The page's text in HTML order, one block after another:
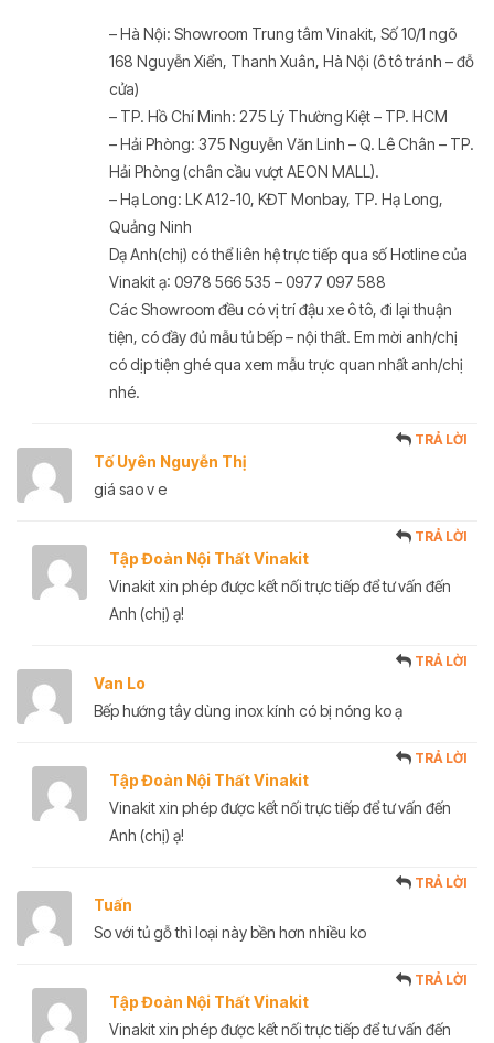
– Hà Nội: Showroom Trung tâm Vinakit, Số 10/1 ngõ
168 Nguyễn Xiển, Thanh Xuân, Hà Nội (ô tô tránh – đỗ
cửa)
– TP. Hồ Chí Minh: 275 Lý Thường Kiệt – TP. HCM
– Hải Phòng: 375 Nguyễn Văn Linh – Q. Lê Chân – TP.
Hải Phòng (chân cầu vượt AEON MALL).
– Hạ Long: LK A12-10, KĐT Monbay, TP. Hạ Long,
Quảng Ninh
Dạ Anh(chị) có thể liên hệ trực tiếp qua số Hotline của
Vinakit ạ: 0978 566 535 – 0977 097 588
Các Showroom đều có vị trí đậu xe ô tô, đi lại thuận
tiện, có đầy đủ mẫu tủ bếp – nội thất. Em mời anh/chị
có dịp tiện ghé qua xem mẫu trực quan nhất anh/chị
nhé.
Tố Uyên Nguyễn Thị
TRẢ LỜI
giá sao v e
Tập Đoàn Nội Thất Vinakit
TRẢ LỜI
Vinakit xin phép được kết nối trực tiếp để tư vấn đến
Anh (chị) ạ!
Van Lo
TRẢ LỜI
Bếp hướng tây dùng inox kính có bị nóng ko ạ
Tập Đoàn Nội Thất Vinakit
TRẢ LỜI
Vinakit xin phép được kết nối trực tiếp để tư vấn đến
Anh (chị) ạ!
Tuấn
TRẢ LỜI
So với tủ gỗ thì loại này bền hơn nhiều ko
Tập Đoàn Nội Thất Vinakit
TRẢ LỜI
Vinakit xin phép được kết nối trực tiếp để tư vấn đến